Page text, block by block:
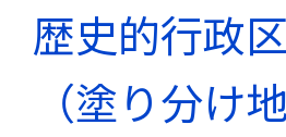
歴史的行政
（塗り分け